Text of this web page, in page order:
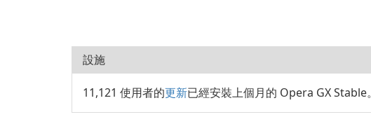
設施
11,121 使用者的更新已經安裝上個月的 Opera GX Stable。